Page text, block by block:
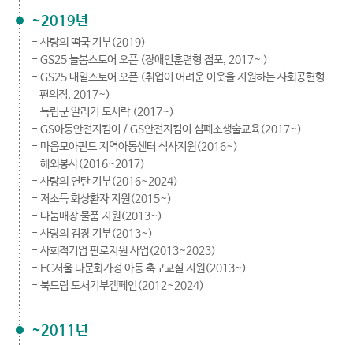
~2019년
- 사랑의 떡국 기부(2019)
- GS25 늘봄스토어 오픈 (장애인훈련형 점포, 2017~ )
- GS25 내일스토어 오픈 (취업이 어려운 이웃을 지원하는 사회공헌형
편의점, 2017~)
- 독립군 알리기 도시락 (2017~)
- GS아동안전지킴이 / GS안전지킴이 심폐소생술교육(2017~)
- 마음모아펀드 지역아동센터 식사지원(2016~)
- 해외봉사(2016~2017)
- 사랑의 연탄 기부(2016~2024)
- 저소득 화상환자 지원(2015~)
- 나눔매장 물품 지원(2013~)
- 사랑의 김장 기부(2013~)
- 사회적기업 판로지원 사업(2013~2023)
- FC서울 다문화가정 아동 축구교실 지원(2013~)
- 북드림 도서기부캠페인(2012~2024)
~2011년